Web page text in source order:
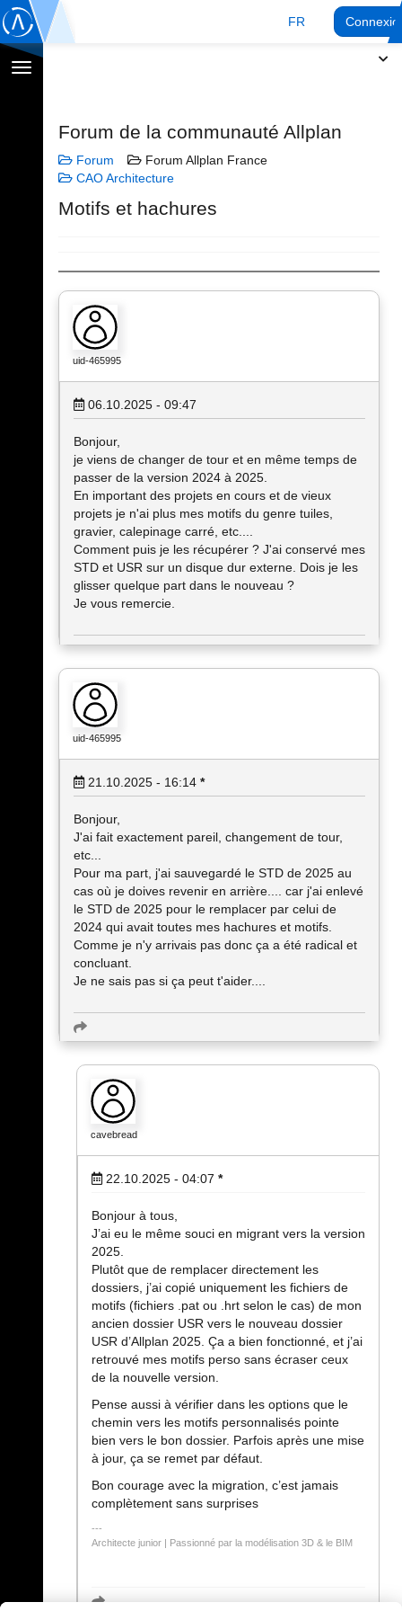
FR
Afficher
Forum de la communauté Allplan
Forum
Forum Allplan France
CAO Architecture
Motifs et hachures
uid-465995
06.10.2025 - 09:47
Bonjour,
je viens de changer de tour et en même temps de
passer de la version 2024 à 2025.
En important des projets en cours et de vieux
projets je n'ai plus mes motifs du genre tuiles,
gravier, calepinage carré, etc....
Comment puis je les récupérer ? J'ai conservé mes
STD et USR sur un disque dur externe. Dois je les
glisser quelque part dans le nouveau ?
Je vous remercie.
uid-465995
21.10.2025 - 16:14 *
Bonjour,
J'ai fait exactement pareil, changement de tour,
etc...
Pour ma part, j'ai sauvegardé le STD de 2025 au
cas où je doives revenir en arrière.... car j'ai enlevé
le STD de 2025 pour le remplacer par celui de
2024 qui avait toutes mes hachures et motifs.
Comme je n'y arrivais pas donc ça a été radical et
concluant.
Je ne sais pas si ça peut t'aider....
cavebread
22.10.2025 - 04:07 *
Bonjour à tous,
J’ai eu le même souci en migrant vers la version
2025.
Plutôt que de remplacer directement les
dossiers, j’ai copié uniquement les fichiers de
motifs (fichiers .pat ou .hrt selon le cas) de mon
ancien dossier USR vers le nouveau dossier
USR d’Allplan 2025. Ça a bien fonctionné, et j’ai
retrouvé mes motifs perso sans écraser ceux
de la nouvelle version.
Pense aussi à vérifier dans les options que le
chemin vers les motifs personnalisés pointe
bien vers le bon dossier. Parfois après une mise
à jour, ça se remet par défaut.
Bon courage avec la migration, c’est jamais
complètement sans surprises
Architecte junior | Passionné par la modélisation 3D & le BIM